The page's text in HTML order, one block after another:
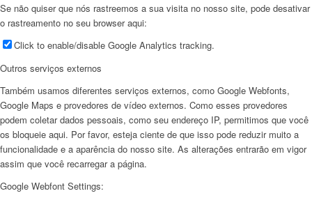
Se não quiser que nós rastreemos a sua visita no nosso site, pode desativar
o rastreamento no seu browser aqui:
Click to enable/disable Google Analytics tracking.
Outros serviços externos
Também usamos diferentes serviços externos, como Google Webfonts,
Google Maps e provedores de vídeo externos. Como esses provedores
podem coletar dados pessoais, como seu endereço IP, permitimos que você
os bloqueie aqui. Por favor, esteja ciente de que isso pode reduzir muito a
funcionalidade e a aparência do nosso site. As alterações entrarão em vigor
assim que você recarregar a página.
Google Webfont Settings: